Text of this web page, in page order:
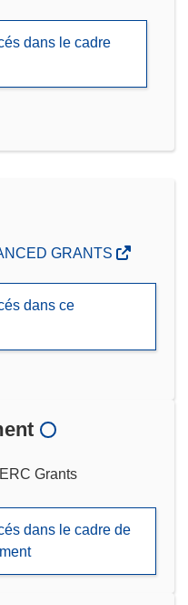
dans le cadre
GRANTS
dans ce
Grants
dans le cadre de